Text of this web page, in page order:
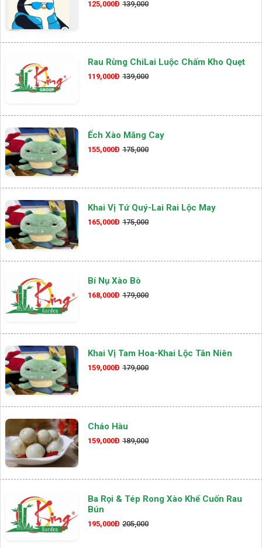
125,000Đ 139,000
Rau Rừng ChiLai Luộc Chấm Kho Quẹt
119,000Đ 139,000
Ếch Xào Măng Cay
155,000Đ 175,000
Khai Vị Tứ Quý-Lai Rai Lộc May
165,000Đ 175,000
Bí Nụ Xào Bò
168,000Đ 179,000
Khai Vị Tam Hoa-Khai Lộc Tân Niên
159,000Đ 179,000
Cháo Hàu
159,000Đ 189,000
Ba Rọi & Tép Rong Xào Khế Cuốn Rau
Bún
195,000Đ 205,000